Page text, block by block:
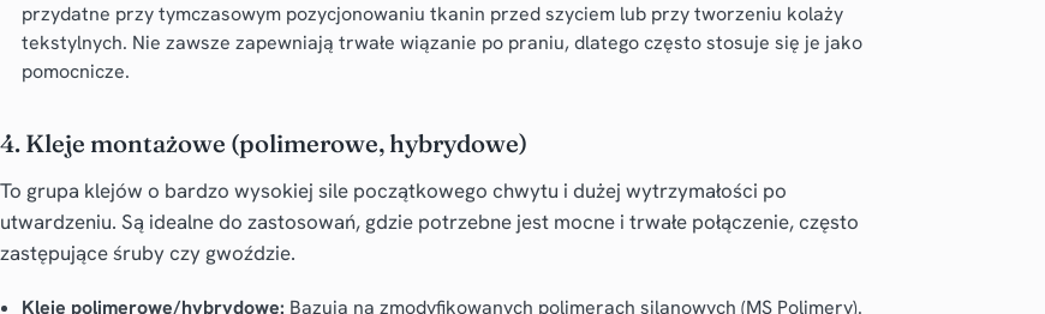
przydatne przy tymczasowym pozycjonowaniu tkanin przed szyciem lub przy tworzeniu kolaży
tekstylnych. Nie zawsze zapewniają trwałe wiązanie po praniu, dlatego często stosuje się je jako
pomocnicze.
4. Kleje montażowe (polimerowe, hybrydowe)
To grupa klejów o bardzo wysokiej sile początkowego chwytu i dużej wytrzymałości po
utwardzeniu. Są idealne do zastosowań, gdzie potrzebne jest mocne i trwałe połączenie, często
zastępujące śruby czy gwoździe.
Kleje polimerowe/hybrydowe: Bazują na zmodyfikowanych polimerach silanowych (MS Polimery).